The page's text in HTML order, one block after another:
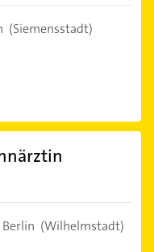
(Siemensstadt)
(Wilhelmstadt)